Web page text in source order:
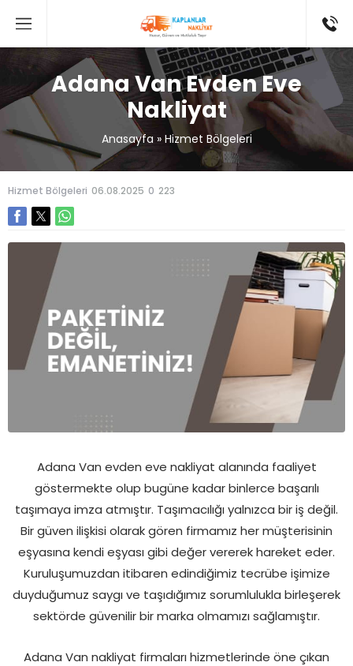
Adana Van Evden Eve
Nakliyat
Anasayfa» Hizmet Bölgeleri
Hizmet Bölgeleri 06.08.2025 0 223
Adana Van evden eve nakliyat alanında faaliyet
göstermekte olup bugüne kadar binlerce başarılı
taşımaya imza atmıştır. Taşımacılığı yalnızca bir iş değil.
Bir güven ilişkisi olarak gören firmamız her müşterisinin
eşyasına kendi eşyası gibi değer vererek hareket eder.
Kuruluşumuzdan itibaren edindiğimiz tecrübe işimize
duyduğumuz saygı ve taşıdığımız sorumlulukla birleşerek
sektörde güvenilir bir marka olmamızı sağlamıştır.
Adana Van nakliyat firmaları hizmetlerinde öne çıkan